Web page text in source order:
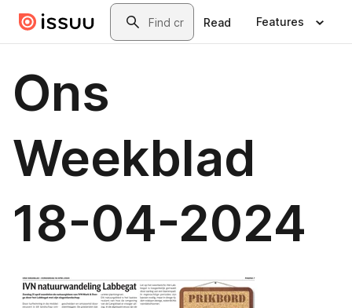
Skip to main contentSearch
Read Features
Ons
Weekblad
18-04-2024